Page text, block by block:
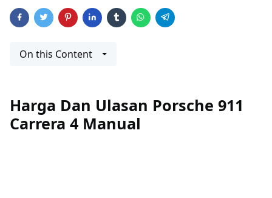
On this Content
Harga Dan Ulasan Porsche 911
Carrera 4 Manual